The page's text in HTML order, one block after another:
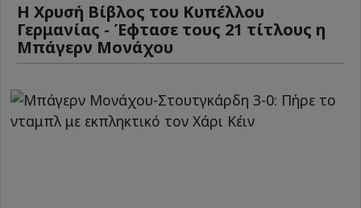
Η Χρυσή Βίβλος του Κυπέλλου
Γερμανίας - Έφτασε τους 21 τίτλους η
Μπάγερν Μονάχου